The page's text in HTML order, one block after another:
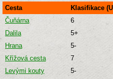
Cesta Klasifikace
Čuňárna
6
Dalila
5+
Hrana
5-
Křížová cesta
7
Levými kouty
5-